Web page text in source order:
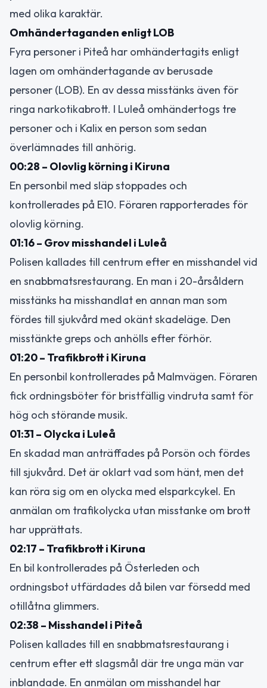
med olika karaktär.
Omhändertaganden enligt LOB
Fyra personer i Piteå har omhändertagits enligt
lagen om omhändertagande av berusade
personer (LOB). En av dessa misstänks även för
ringa narkotikabrott. I Luleå omhändertogs tre
personer och i Kalix en person som sedan
överlämnades till anhörig.
00:28 – Olovlig körning i Kiruna
En personbil med släp stoppades och
kontrollerades på E10. Föraren rapporterades för
olovlig körning.
01:16 – Grov misshandel i Luleå
Polisen kallades till centrum efter en misshandel vid
en snabbmatsrestaurang. En man i 20-årsåldern
misstänks ha misshandlat en annan man som
fördes till sjukvård med okänt skadeläge. Den
misstänkte greps och anhölls efter förhör.
01:20 – Trafikbrott i Kiruna
En personbil kontrollerades på Malmvägen. Föraren
fick ordningsböter för bristfällig vindruta samt för
hög och störande musik.
01:31 – Olycka i Luleå
En skadad man anträffades på Porsön och fördes
till sjukvård. Det är oklart vad som hänt, men det
kan röra sig om en olycka med elsparkcykel. En
anmälan om trafikolycka utan misstanke om brott
har upprättats.
02:17 – Trafikbrott i Kiruna
En bil kontrollerades på Österleden och
ordningsbot utfärdades då bilen var försedd med
otillåtna glimmers.
02:38 – Misshandel i Piteå
Polisen kallades till en snabbmatsrestaurang i
centrum efter ett slagsmål där tre unga män var
inblandade. En anmälan om misshandel har